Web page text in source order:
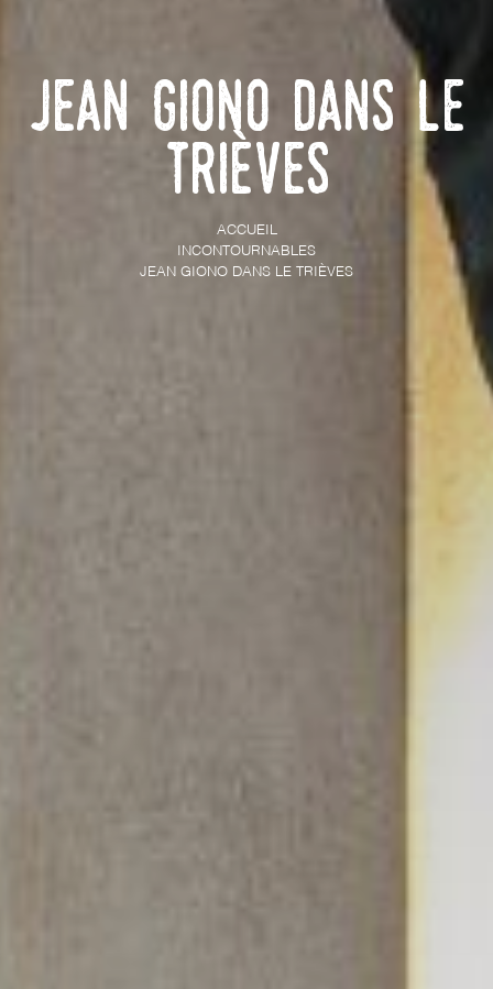
Jean Giono dans le
Trièves
ACCUEIL
INCONTOURNABLES
JEAN GIONO DANS LE TRIÈVES